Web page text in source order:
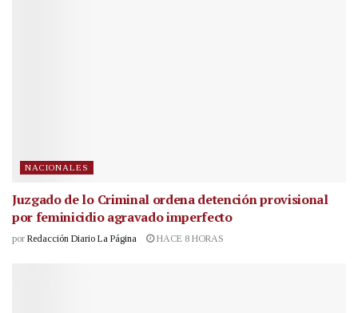
NACIONALES
Juzgado de lo Criminal ordena detención provisional
por feminicidio agravado imperfecto
por Redacción Diario La Página HACE 8 HORAS